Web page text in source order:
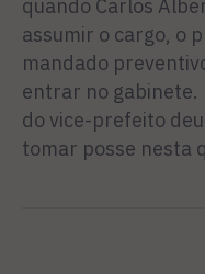
quando Carlos
assumir o cargo, o
mandado
entrar no gabinete.
do vice-prefeito
tomar posse nesta